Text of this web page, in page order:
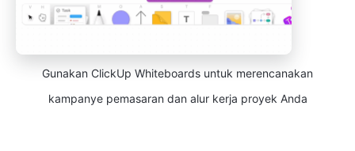
Gunakan ClickUp Whiteboards untuk merencanakan
kampanye pemasaran dan alur kerja proyek Anda